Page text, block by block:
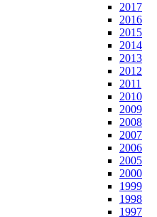
2017
2016
2015
2014
2013
2012
2011
2010
2009
2008
2007
2006
2005
2000
1999
1998
1997